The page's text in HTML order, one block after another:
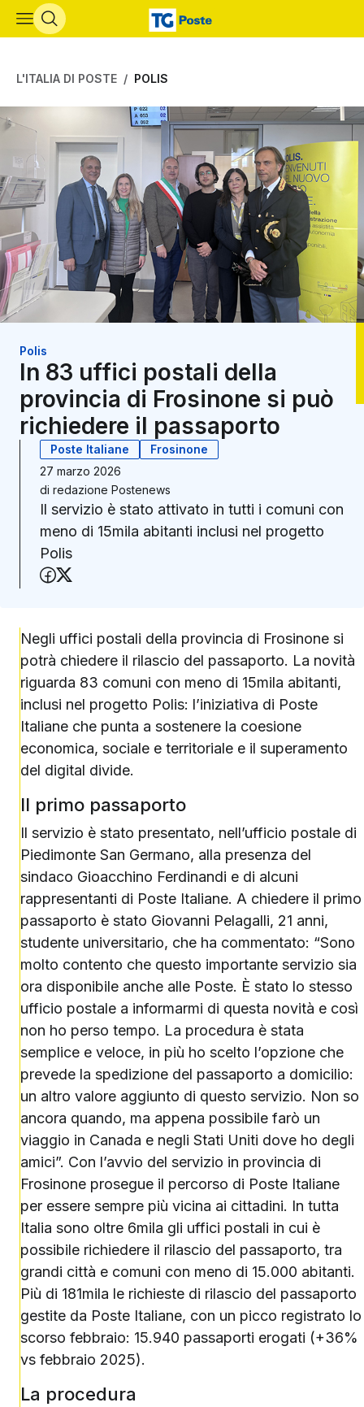
Vai al contenuto principale
L'ITALIA DI POSTE POLIS
Polis
In 83 uffici postali della
provincia di Frosinone si può
richiedere il passaporto
Poste Italiane
Frosinone
27 marzo 2026
di redazione Postenews
Il servizio è stato attivato in tutti i comuni con
meno di 15mila abitanti inclusi nel progetto
Polis
Condividi su Facebook
Negli uffici postali della provincia di Frosinone si
potrà chiedere il rilascio del passaporto. La novità
riguarda 83 comuni con meno di 15mila abitanti,
inclusi nel progetto Polis: l’iniziativa di Poste
Italiane che punta a sostenere la coesione
economica, sociale e territoriale e il superamento
del digital divide.
Il primo passaporto
Il servizio è stato presentato, nell’ufficio postale di
Piedimonte San Germano, alla presenza del
sindaco Gioacchino Ferdinandi e di alcuni
rappresentanti di Poste Italiane. A chiedere il primo
passaporto è stato Giovanni Pelagalli, 21 anni,
studente universitario, che ha commentato: “Sono
molto contento che questo importante servizio sia
ora disponibile anche alle Poste. È stato lo stesso
ufficio postale a informarmi di questa novità e così
non ho perso tempo. La procedura è stata
semplice e veloce, in più ho scelto l’opzione che
prevede la spedizione del passaporto a domicilio:
un altro valore aggiunto di questo servizio. Non so
ancora quando, ma appena possibile farò un
viaggio in Canada e negli Stati Uniti dove ho degli
amici”. Con l’avvio del servizio in provincia di
Frosinone prosegue il percorso di Poste Italiane
per essere sempre più vicina ai cittadini. In tutta
Italia sono oltre 6mila gli uffici postali in cui è
possibile richiedere il rilascio del passaporto, tra
grandi città e comuni con meno di 15.000 abitanti.
Più di 181mila le richieste di rilascio del passaporto
gestite da Poste Italiane, con un picco registrato lo
scorso febbraio: 15.940 passaporti erogati (+36%
vs febbraio 2025).
La procedura